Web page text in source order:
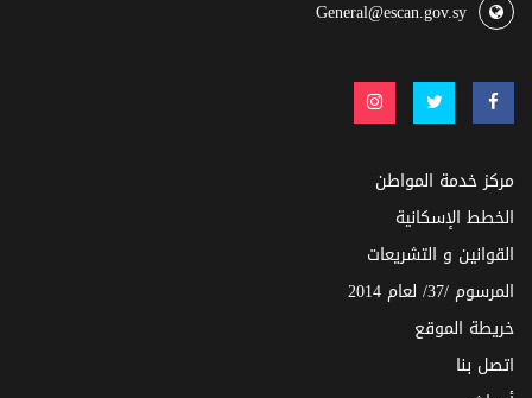
General@escan.gov.sy
مركز خدمة المواطن
الخطط الإسكانية
القوانين و التشريعات
المرسوم /37/ لعام 2014
خريطة الموقع
اتصل بنا